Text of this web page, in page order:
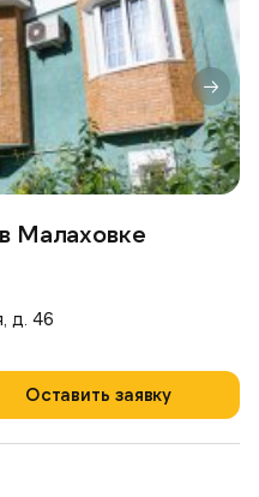
Малаховке
д. 46
Оставить заявку